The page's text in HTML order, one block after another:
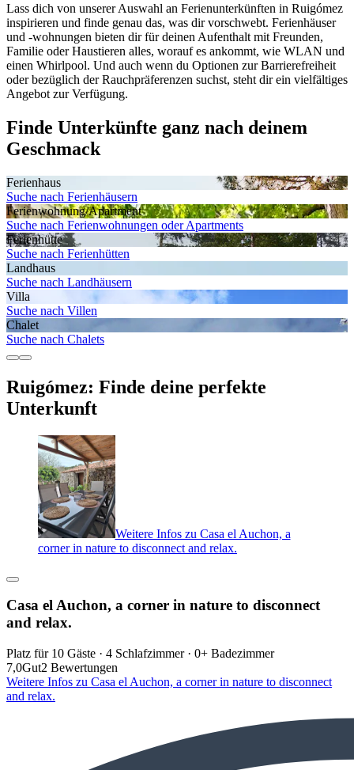
Lass dich von unserer Auswahl an Ferienunterkünften in Ruigómez
inspirieren und finde genau das, was dir vorschwebt. Ferienhäuser
und -wohnungen bieten dir für deinen Aufenthalt mit Freunden,
Familie oder Haustieren alles, worauf es ankommt, wie WLAN und
einen Whirlpool. Und auch wenn du Optionen zur Barrierefreiheit
oder bezüglich der Rauchpräferenzen suchst, steht dir ein vielfältiges
Angebot zur Verfügung.
Finde Unterkünfte ganz nach deinem
Geschmack
Ferienhaus
Suche nach Ferienhäusern
Ferienwohnung/Apartment
Suche nach Ferienwohnungen oder Apartments
Ferienhütte
Suche nach Ferienhütten
Landhaus
Suche nach Landhäusern
Villa
Suche nach Villen
Chalet
Suche nach Chalets
Ruigómez: Finde deine perfekte
Unterkunft
Weitere Infos zu Casa el Auchon, a
corner in nature to disconnect and relax.
Casa el Auchon, a corner in nature to disconnect
and relax.
Platz für 10 Gäste · 4 Schlafzimmer · 0+ Badezimmer
7,0Gut2 Bewertungen
Weitere Infos zu Casa el Auchon, a corner in nature to disconnect
and relax.